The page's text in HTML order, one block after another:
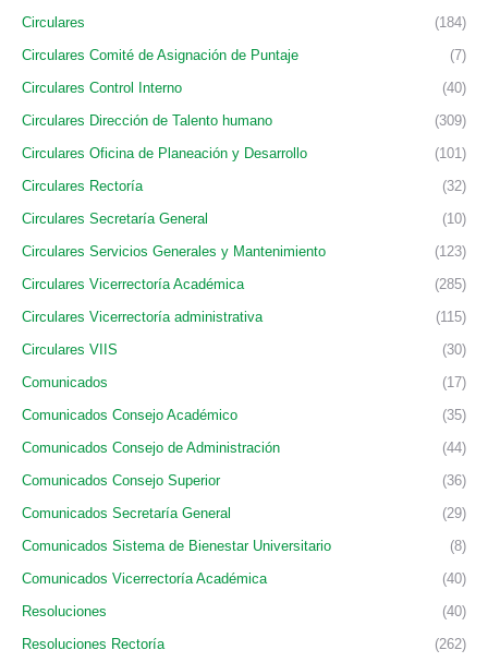
Circulares
(184)
Circulares Comité de Asignación de Puntaje
(7)
Circulares Control Interno
(40)
Circulares Dirección de Talento humano
(309)
Circulares Oficina de Planeación y Desarrollo
(101)
Circulares Rectoría
(32)
Circulares Secretaría General
(10)
Circulares Servicios Generales y Mantenimiento
(123)
Circulares Vicerrectoría Académica
(285)
Circulares Vicerrectoría administrativa
(115)
Circulares VIIS
(30)
Comunicados
(17)
Comunicados Consejo Académico
(35)
Comunicados Consejo de Administración
(44)
Comunicados Consejo Superior
(36)
Comunicados Secretaría General
(29)
Comunicados Sistema de Bienestar Universitario
(8)
Comunicados Vicerrectoría Académica
(40)
Resoluciones
(40)
Resoluciones Rectoría
(262)